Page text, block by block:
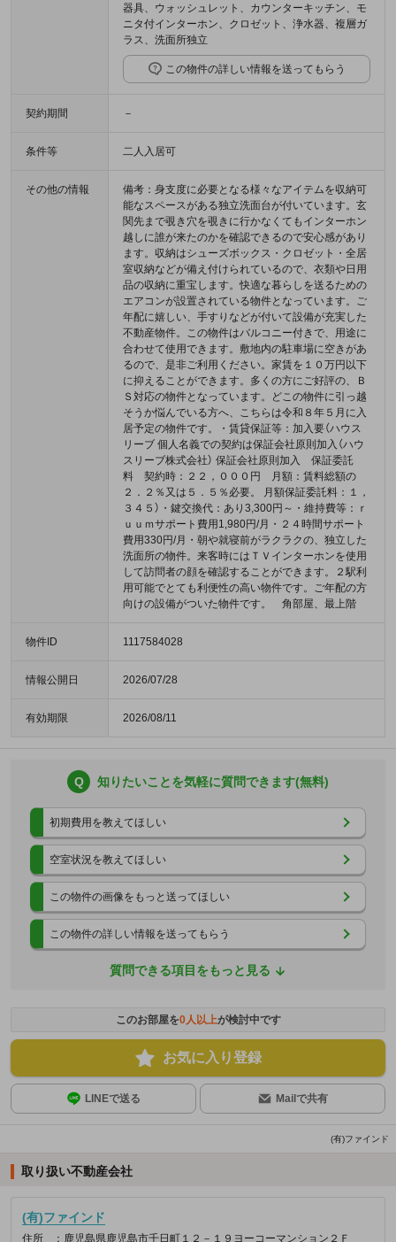
器具、ウォッシュレット、カウンターキッチン、モ
ニタ付インターホン、クロゼット、浄水器、複層ガ
ラス、洗面所独立
この物件の詳しい情報を送ってもらう
契約期間 －
条件等 二人入居可
その他の情報
備考：身支度に必要となる様々なアイテムを収納可
能なスペースがある独立洗面台が付いています。玄
関先まで覗き穴を覗きに行かなくてもインターホン
越しに誰が来たのかを確認できるので安心感があり
ます。収納はシューズボックス・クロゼット・全居
室収納などが備え付けられているので、衣類や日用
品の収納に重宝します。快適な暮らしを送るための
エアコンが設置されている物件となっています。ご
年配に嬉しい、手すりなどが付いて設備が充実した
不動産物件。この物件はバルコニー付きで、用途に
合わせて使用できます。敷地内の駐車場に空きがあ
るので、是非ご利用ください。家賃を１０万円以下
に抑えることができます。多くの方にご好評の、Ｂ
Ｓ対応の物件となっています。どこの物件に引っ越
そうか悩んでいる方へ、こちらは令和８年５月に入
居予定の物件です。・賃貸保証等：加入要（ハウス
リーブ 個人名義での契約は保証会社原則加入（ハウ
スリーブ株式会社） 保証会社原則加入 保証委託
料 契約時：２２，０００円 月額：賃料総額の
２．２％又は５．５％必要。 月額保証委託料：１，
３４５）・鍵交換代：あり3,300円～・維持費等：ｒ
ｕｕｍサポート費用1,980円/月・２４時間サポート
費用330円/月・朝や就寝前がラクラクの、独立した
洗面所の物件。来客時にはＴＶインターホンを使用
して訪問者の顔を確認することができます。２駅利
用可能でとても利便性の高い物件です。ご年配の方
向けの設備がついた物件です。 角部屋、最上階
物件ID 1117584028
情報公開日 2026/07/28
有効期限 2026/08/11
Q 知りたいことを気軽に質問できます(無料)
初期費用を教えてほしい
空室状況を教えてほしい
この物件の画像をもっと送ってほしい
この物件の詳しい情報を送ってもらう
質問できる項目をもっと見る
このお部屋を0人以上が検討中です
お気に入り登録
LINEで送る Mailで共有
(有)ファインド
取り扱い不動産会社
(有)ファインド
住所 ：鹿児島県鹿児島市千日町１２－１９ヨーコーマンション２Ｆ